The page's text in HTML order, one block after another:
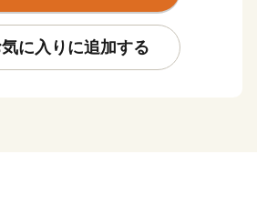
行について
ス
に入りに追加する